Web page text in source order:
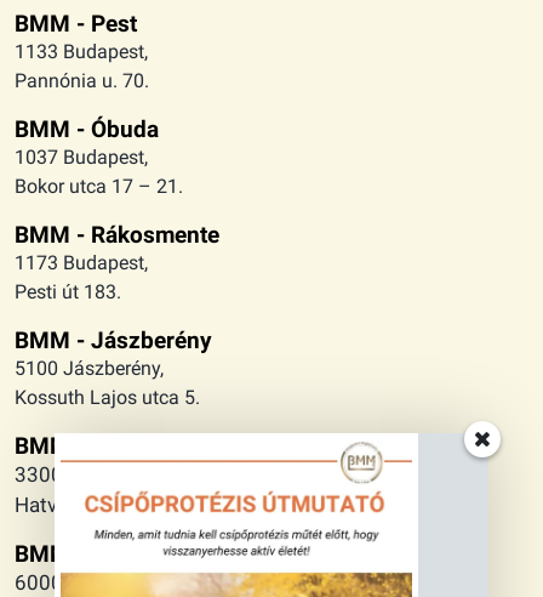
BMM - Pest
1133 Budapest,
Pannónia u. 70.
BMM - Óbuda
1037 Budapest,
Bokor utca 17 – 21.
BMM - Rákosmente
1173 Budapest,
Pesti út 183.
BMM - Jászberény
5100 Jászberény,
Kossuth Lajos utca 5.
BMM - Eger
3300 Eger,
Hatvani Kapu tér 7.
BMM - Kecskemét
6000 Kecskemét,